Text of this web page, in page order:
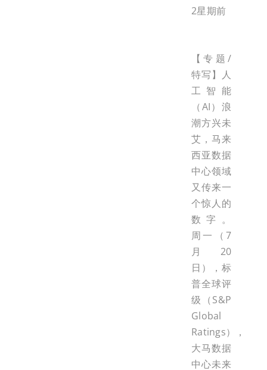
2星期前
【专题/
特写】人
工智能
（AI）浪
潮方兴未
艾，马来
西亚数据
中心领域
又传来一
个惊人的
数字。
周一（7
月20
日），标
普全球评
级（S&P
Global
Ratings），
大马数据
中心未来